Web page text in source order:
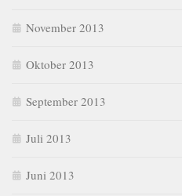
November 2013
Oktober 2013
September 2013
Juli 2013
Juni 2013